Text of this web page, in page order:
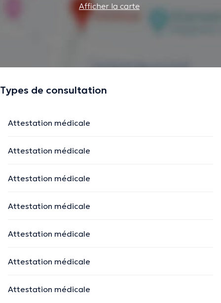
Afficher la carte
Types de consultation
Attestation médicale
Attestation médicale
Attestation médicale
Attestation médicale
Attestation médicale
Attestation médicale
Attestation médicale